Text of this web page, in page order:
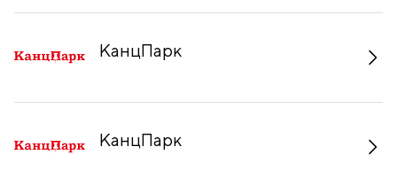
КанцПарк
КанцПарк